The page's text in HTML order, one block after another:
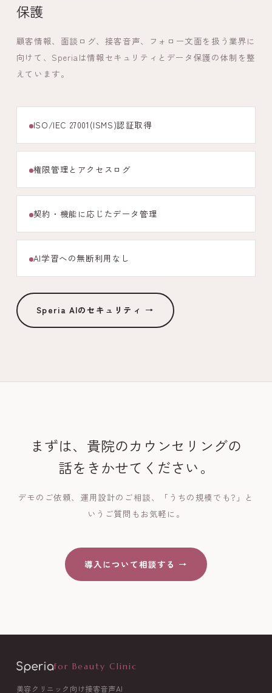
保護
顧客情報、面談ログ、接客音声、フォロー文面を扱う業界に
向けて、Speriaは情報セキュリティとデータ保護の体制を整
えています。
ISO/IEC 27001(ISMS)認証取得
権限管理とアクセスログ
契約・機能に応じたデータ管理
AI学習への無断利用なし
Speria AIのセキュリティ →
まずは、貴院のカウンセリングの
話をきかせてください。
デモのご依頼、運用設計のご相談、「うちの規模でも?」と
いうご質問もお気軽に。
導入について相談する →
for Beauty Clinic
美容クリニック向け接客音声AI